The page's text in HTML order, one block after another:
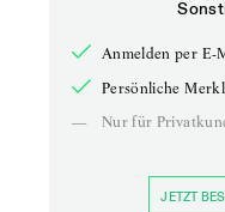
Anmelden per E-
Persönliche
—
Nur für
JETZT